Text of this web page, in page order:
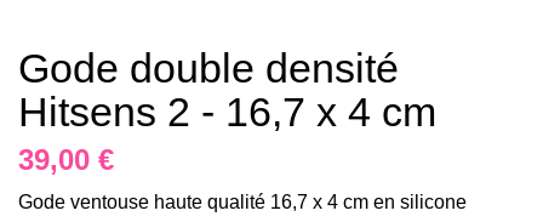
Gode double densité
Hitsens 2 - 16,7 x 4 cm
39,00 €
Gode ventouse haute qualité 16,7 x 4 cm en silicone